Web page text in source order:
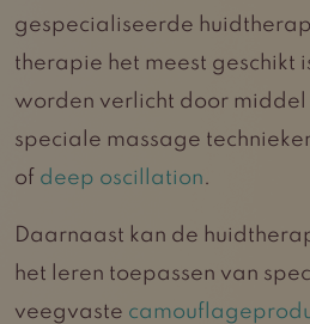
gespecialiseerde
therapie het meest geschikt
worden verlicht door middel
speciale massage
of deep oscillation.
Daarnaast kan de
het leren toepassen van
veegvaste